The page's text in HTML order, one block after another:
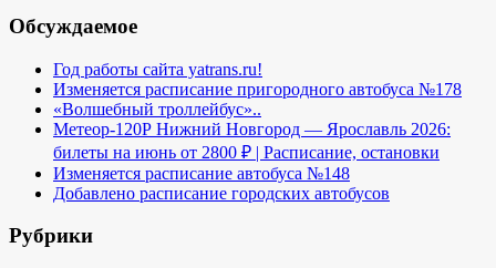
Обсуждаемое
Год работы сайта yatrans.ru!
Изменяется расписание пригородного автобуса №178
«Волшебный троллейбус»..
Метеор-120Р Нижний Новгород — Ярославль 2026:
билеты на июнь от 2800 ₽ | Расписание, остановки
Изменяется расписание автобуса №148
Добавлено расписание городских автобусов
Рубрики